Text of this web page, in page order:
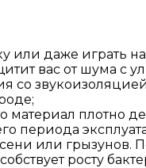
или даже играть
вас от шума с
материал плотно
периода
или грызунов.
росту